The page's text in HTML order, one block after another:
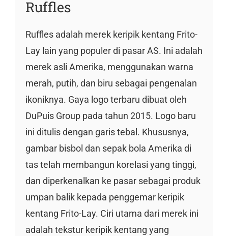
Ruffles
Ruffles adalah merek keripik kentang Frito-
Lay lain yang populer di pasar AS. Ini adalah
merek asli Amerika, menggunakan warna
merah, putih, dan biru sebagai pengenalan
ikoniknya. Gaya logo terbaru dibuat oleh
DuPuis Group pada tahun 2015. Logo baru
ini ditulis dengan garis tebal. Khususnya,
gambar bisbol dan sepak bola Amerika di
tas telah membangun korelasi yang tinggi,
dan diperkenalkan ke pasar sebagai produk
umpan balik kepada penggemar keripik
kentang Frito-Lay. Ciri utama dari merek ini
adalah tekstur keripik kentang yang